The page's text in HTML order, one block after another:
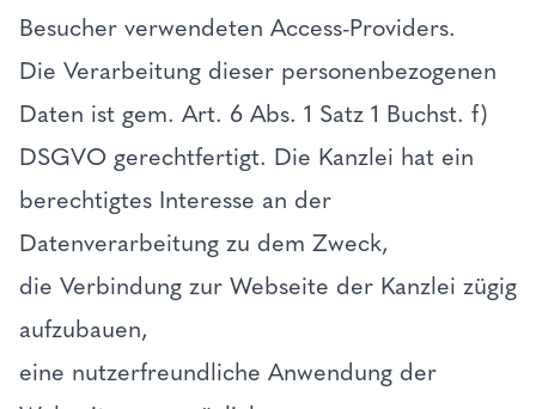
Besucher verwendeten Access-Providers.
Die Verarbeitung dieser personenbezogenen
Daten ist gem. Art. 6 Abs. 1 Satz 1 Buchst. f)
DSGVO gerechtfertigt. Die Kanzlei hat ein
berechtigtes Interesse an der
Datenverarbeitung zu dem Zweck,
die Verbindung zur Webseite der Kanzlei zügig
aufzubauen,
eine nutzerfreundliche Anwendung der